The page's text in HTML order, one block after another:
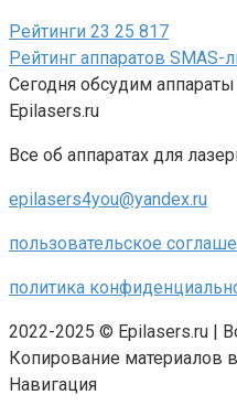
Рейтинги 23 25 817
Рейтинг аппаратов SMAS-
Сегодня обсудим
Epilasers.ru
Все об аппаратах для
epilasers4you@yandex.ru
пользовательское
политика
2022-2025 © Epilasers.ru |
Копирование материалов
Навигация